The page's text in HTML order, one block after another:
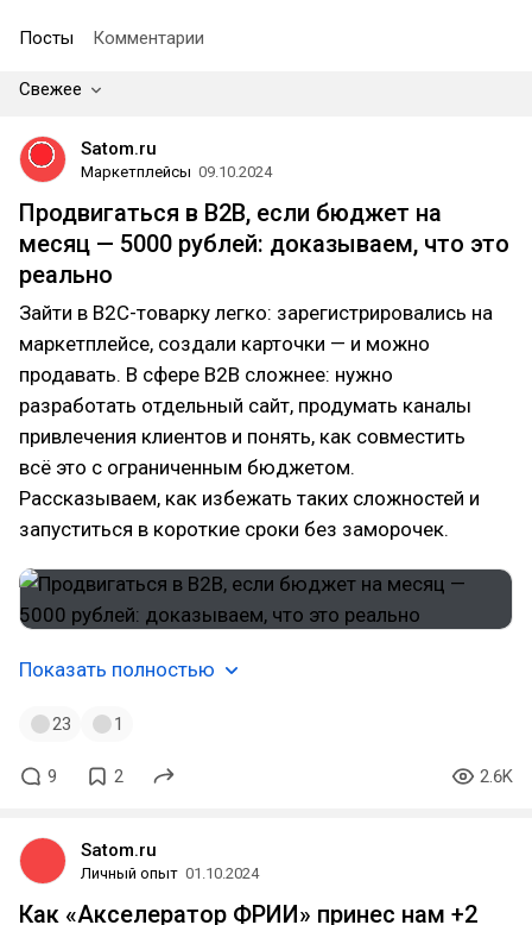
Посты Комментарии
Свежее
Satom.ru
Маркетплейсы 09.10.2024
Продвигаться в B2B, если бюджет на
месяц — 5000 рублей: доказываем, что это
реально
Зайти в B2C-товарку легко: зарегистрировались на
маркетплейсе, создали карточки — и можно
продавать. В сфере B2B сложнее: нужно
разработать отдельный сайт, продумать каналы
привлечения клиентов и понять, как совместить
всё это с ограниченным бюджетом.
Рассказываем, как избежать таких сложностей и
запуститься в короткие сроки без заморочек.
Показать полностью
23 1
9 2 2.6K
Satom.ru
Личный опыт 01.10.2024
Как «Акселератор ФРИИ» принес нам +2